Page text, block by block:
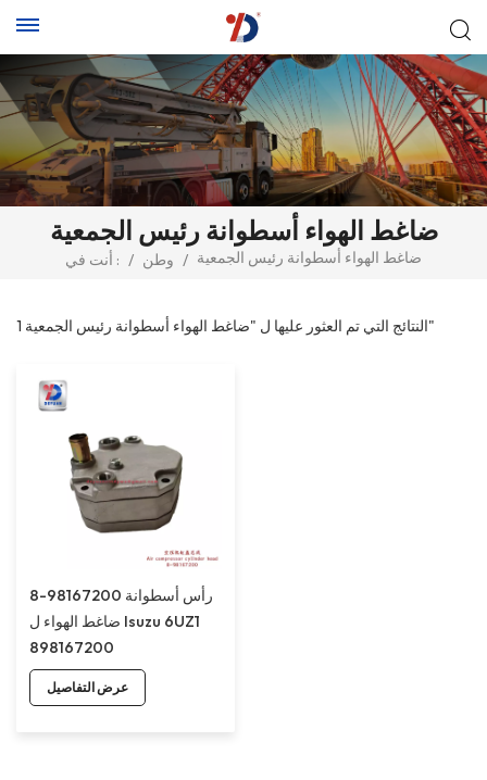
ضاغط الهواء أسطوانة رئيس الجمعية
أنت في : / وطن / ضاغط الهواء أسطوانة رئيس الجمعية
1 النتائج التي تم العثور عليها ل "ضاغط الهواء أسطوانة رئيس الجمعية"
8-98167200 رأس أسطوانة
ضاغط الهواء ل Isuzu 6UZ1
898167200
عرض التفاصيل